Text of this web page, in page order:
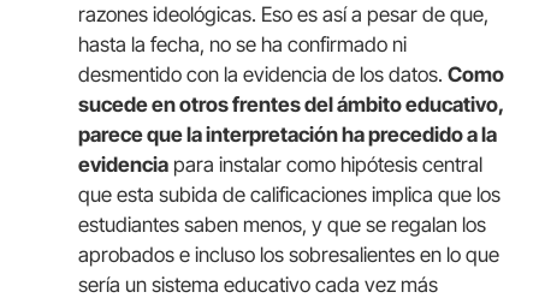
razones ideológicas. Eso es así a pesar de que,
hasta la fecha, no se ha confirmado ni
desmentido con la evidencia de los datos. Como
sucede en otros frentes del ámbito educativo,
parece que la interpretación ha precedido a la
evidencia para instalar como hipótesis central
que esta subida de calificaciones implica que los
estudiantes saben menos, y que se regalan los
aprobados e incluso los sobresalientes en lo que
sería un sistema educativo cada vez más